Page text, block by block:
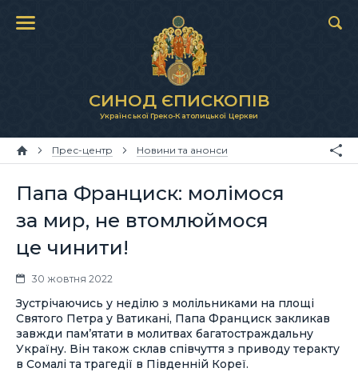
СИНОД ЄПИСКОПІВ
Української Греко-Католицької Церкви
Прес-центр Новини та анонси
Папа Франциск: молімося
за мир, не втомлюймося
це чинити!
30 жовтня 2022
Зустрічаючись у неділю з молільниками на площі
Святого Петра у Ватикані, Папа Франциск закликав
завжди пам’ятати в молитвах багатостраждальну
Україну. Він також склав співчуття з приводу теракту
в Сомалі та трагедії в Південній Кореї.